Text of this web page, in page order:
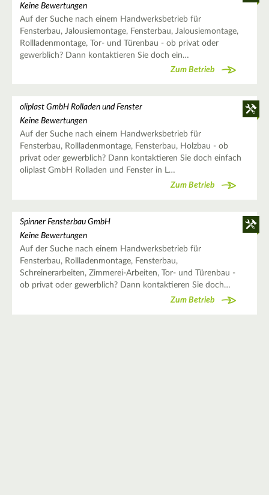
Keine Bewertungen
Auf der Suche nach einem Handwerksbetrieb für
Fensterbau, Jalousiemontage, Fensterbau, Jalousiemontage,
Rollladenmontage, Tor- und Türenbau - ob privat oder
gewerblich? Dann kontaktieren Sie doch ein…
Zum Betrieb
oliplast GmbH Rolladen und Fenster
Keine Bewertungen
Auf der Suche nach einem Handwerksbetrieb für
Fensterbau, Rollladenmontage, Fensterbau, Holzbau - ob
privat oder gewerblich? Dann kontaktieren Sie doch einfach
oliplast GmbH Rolladen und Fenster in L…
Zum Betrieb
Spinner Fensterbau GmbH
Keine Bewertungen
Auf der Suche nach einem Handwerksbetrieb für
Fensterbau, Rollladenmontage, Fensterbau,
Schreinerarbeiten, Zimmerei-Arbeiten, Tor- und Türenbau -
ob privat oder gewerblich? Dann kontaktieren Sie doch…
Zum Betrieb